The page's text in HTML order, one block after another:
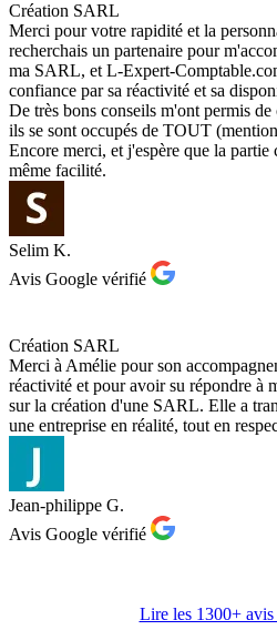
Création SARL
Merci pour votre rapidité et la
recherchais un partenaire pour
ma SARL, et L-Expert-
confiance par sa réactivité et sa
De très bons conseils m'ont permis
ils se sont occupés de TOUT
Encore merci, et j'espère que la partie
même facilité.
Selim K.
Avis Google vérifié
Création SARL
Merci à Amélie pour son
réactivité et pour avoir su répondre à
sur la création d'une SARL. Elle a
une entreprise en réalité, tout en
Jean-philippe G.
Avis Google vérifié
Lire les 1300+